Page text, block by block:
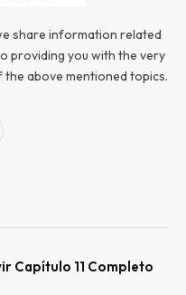
share information related
providing you with the very
above mentioned topics.
Capítulo 11 Completo